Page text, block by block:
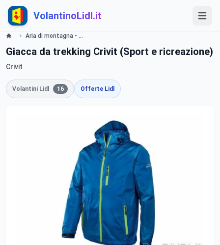
VolantinoLidl.it
Aria di montagna - trekking Lidl Crivit Volantino valide dal 7 settembre 2015 Lidl
Giacca da trekking Crivit (Sport e ricreazione)
Crivit
Volantini Lidl 16 Offerte Lidl